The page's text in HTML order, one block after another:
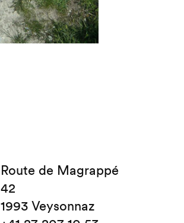
Route de Magrappé
42
1993 Veysonnaz